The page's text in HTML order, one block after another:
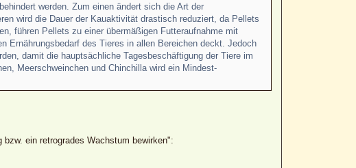
werden. Zum einen ändert sich die Art der
wird die Dauer der Kauaktivität drastisch reduziert, da Pellets
führen Pellets zu einer übermäßigen Futteraufnahme mit
Ernährungsbedarf des Tieres in allen Bereichen deckt. Jedoch
damit die hauptsächliche Tagesbeschäftigung der Tiere im
Meerschweinchen und Chinchilla wird ein Mindest-
ein retrogrades Wachstum bewirken":